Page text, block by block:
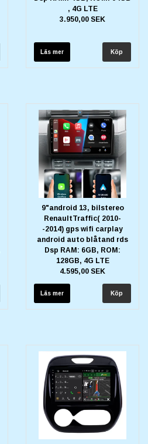
, 4G LTE
3.950,00 SEK
Läs mer
9"android 13, bilstereo
RenaultTraffic( 2010-
-2014) gps wifi carplay
android auto blåtand rds
Dsp RAM: 6GB, ROM:
128GB, 4G LTE
4.595,00 SEK
Läs mer